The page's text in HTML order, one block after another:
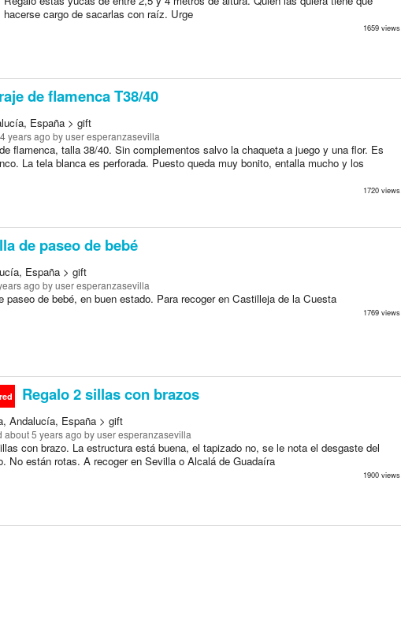
hacerse cargo de sacarlas con raíz. Urge
1659 views
de flamenca T38/40
España > gift
years ago by user esperanzasevilla
flamenca, talla 38/40. Sin complementos salvo la chaqueta a juego y una flor. Es
La tela blanca es perforada. Puesto queda muy bonito, entalla mucho y los
1720 views
de paseo de bebé
España > gift
ago by user esperanzasevilla
paseo de bebé, en buen estado. Para recoger en Castilleja de la Cuesta
1769 views
Regalo 2 sillas con brazos
Andalucía, España > gift
about 5 years ago by user esperanzasevilla
con brazo. La estructura está buena, el tapizado no, se le nota el desgaste del
No están rotas. A recoger en Sevilla o Alcalá de Guadaíra
1900 views